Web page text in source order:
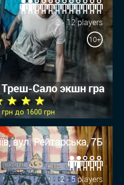
2 - 12 players
10+
Сало экшн гра
★ ★ ★
грн до 1600 грн
вул. Рейтарська, 7Б
2 - 5 players